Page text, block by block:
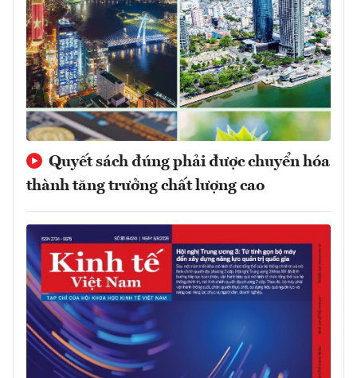
Quyết sách đúng phải được chuyển hóa
thành tăng trưởng chất lượng cao